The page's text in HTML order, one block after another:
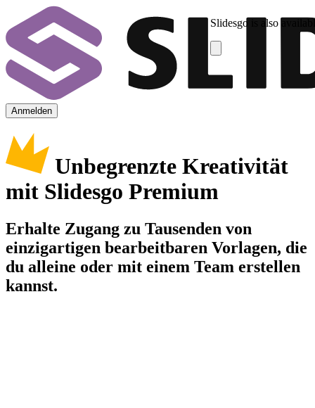
Slidesgo is also
Anmelden
Unbegrenzte Kreativität
mit Slidesgo Premium
Erhalte Zugang zu Tausenden von
einzigartigen bearbeitbaren Vorlagen, die
du alleine oder mit einem Team erstellen
kannst.